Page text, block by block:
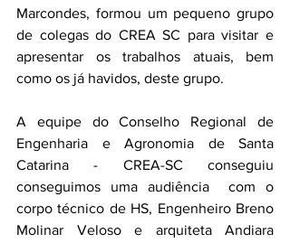
Marcondes, formou um pequeno grupo
de colegas do CREA SC para visitar e
apresentar os trabalhos atuais, bem
como os já havidos, deste grupo.
A equipe do Conselho Regional de
Engenharia e Agronomia de Santa
Catarina - CREA-SC conseguiu
conseguimos uma audiência  com o
corpo técnico de HS, Engenheiro Breno
Molinar Veloso e arquiteta Andiara